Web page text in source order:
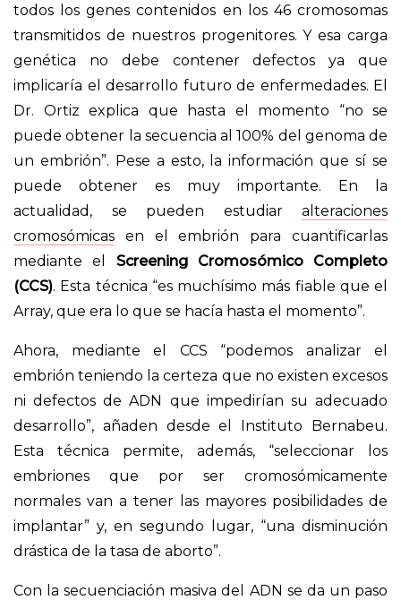
todos los genes contenidos en los 46 cromosomas
transmitidos de nuestros progenitores. Y esa carga
genética no debe contener defectos ya que
implicaría el desarrollo futuro de enfermedades. El
Dr. Ortiz explica que hasta el momento “no se
puede obtener la secuencia al 100% del genoma de
un embrión”. Pese a esto, la información que sí se
puede obtener es muy importante. En la
actualidad, se pueden estudiar alteraciones
cromosómicas en el embrión para cuantificarlas
mediante el Screening Cromosómico Completo
(CCS). Esta técnica “es muchísimo más fiable que el
Array, que era lo que se hacía hasta el momento”.
Ahora, mediante el CCS “podemos analizar el
embrión teniendo la certeza que no existen excesos
ni defectos de ADN que impedirían su adecuado
desarrollo”, añaden desde el Instituto Bernabeu.
Esta técnica permite, además, “seleccionar los
embriones que por ser cromosómicamente
normales van a tener las mayores posibilidades de
implantar” y, en segundo lugar, “una disminución
drástica de la tasa de aborto”.
Con la secuenciación masiva del ADN se da un paso